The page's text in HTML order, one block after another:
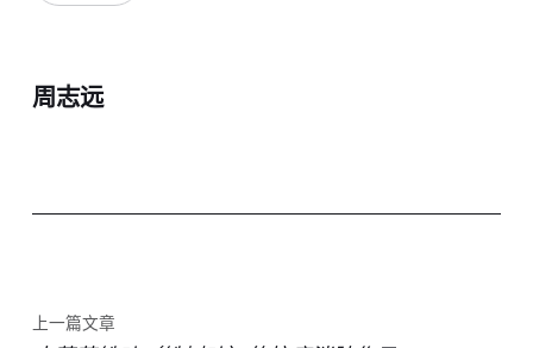
周志远
上一篇文章